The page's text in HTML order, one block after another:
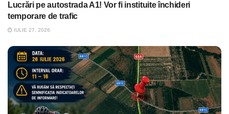
Lucrări pe autostrada A1! Vor fi instituite închideri
temporare de trafic
IULIE 27, 2026